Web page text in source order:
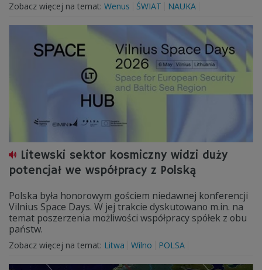
Zobacz więcej na temat: Wenus ŚWIAT NAUKA
Litewski sektor kosmiczny widzi duży
potencjał we współpracy z Polską
Polska była honorowym gościem niedawnej konferencji
Vilnius Space Days. W jej trakcie dyskutowano m.in. na
temat poszerzenia możliwości współpracy spółek z obu
państw.
Zobacz więcej na temat: Litwa Wilno POLSA